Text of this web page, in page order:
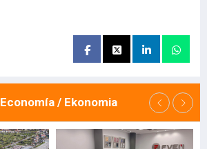
Economía / Ekonomia